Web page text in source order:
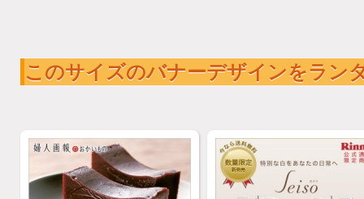
このサイズのバナーデザインをラン